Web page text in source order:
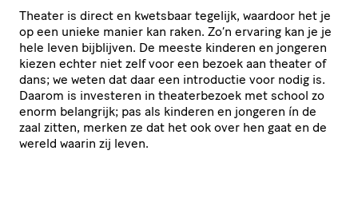
Theater is direct en kwetsbaar tegelijk, waardoor het je
op een unieke manier kan raken. Zo’n ervaring kan je je
hele leven bijblijven. De meeste kinderen en jongeren
kiezen echter niet zelf voor een bezoek aan theater of
dans; we weten dat daar een introductie voor nodig is.
Daarom is investeren in thea­ter­be­zoek met school zo
enorm belangrijk; pas als kinderen en jongeren ín de
zaal zitten, merken ze dat het ook over hen gaat en de
wereld waarin zij leven.